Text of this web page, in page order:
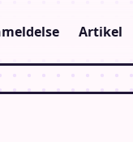
Artikel